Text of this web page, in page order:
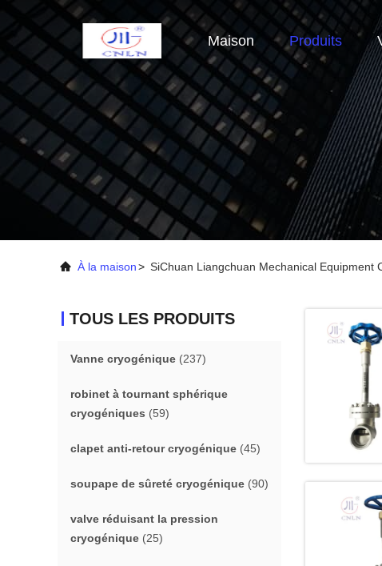
Maison Produits
À la maison> SiChuan Liangchuan Mechanical Equipment
TOUS LES PRODUITS
Vanne cryogénique (237)
robinet à tournant sphérique
cryogéniques (59)
clapet anti-retour cryogénique (45)
soupape de sûreté cryogénique (90)
valve réduisant la pression
cryogénique (25)